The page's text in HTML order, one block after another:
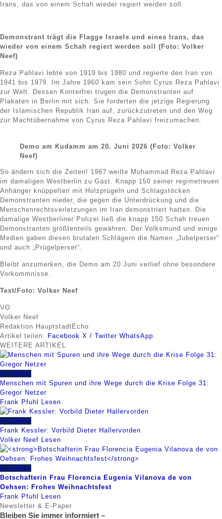
Irans, das von einem Schah wieder regiert werden soll.
Demonstrant trägt die Flagge Israels und eines Irans, das
wieder von einem Schah regiert werden soll
(Foto: Volker
Neef)
Reza Pahlavi lebte von 1919 bis 1980 und regierte den Iran von
1941 bis 1979. Im Jahre 1960 kam sein Sohn Cyrus Reza Pahlavi
zur Welt. Dessen Konterfrei trugen die Demonstranten auf
Plakaten in Berlin mit sich. Sie forderten die jetzige Regierung
der Islamischen Republik Iran auf, zurückzutreten und den Weg
zur Machtübernahme von Cyrus Reza Pahlavi freizumachen.
Demo am Kudamm am 20. Juni 2026 (Foto: Volker
Neef)
So ändern sich die Zeiten! 1967 weilte Mohammad Reza Pahlavi
im damaligen Westberlin zu Gast. Knapp 150 seiner regimetreuen
Anhänger knüppelten mit Holzprügeln und Schlagstöcken
Demonstranten nieder, die gegen die Unterdrückung und die
Menschenrechtsverletzungen im Iran demonstriert hatten. Die
damalige Westberliner Polizei ließ die knapp 150 Schah treuen
Demonstranten größtenteils gewähren. Der Volksmund und einige
Medien gaben diesen brutalen Schlägern die Namen „Jubelperser“
und auch „Prügelperser“.
Bleibt anzumerken, die Demo am 20 Juni verlief ohne besondere
Vorkommnisse.
Text/Foto: Volker Neef
VO
Volker Neef
Redaktion HauptstadtEcho
Artikel teilen: Facebook X / Twitter WhatsApp
WEITERE ARTIKEL
Aktuelles
Menschen mit Spuren und ihre Wege durch die Krise Folge 31:
Gregor Netzer
Frank Pfuhl
Lesen
Aktuelles
Frank Kessler: Vorbild Dieter Hallervorden
Volker Neef Lesen
Aktuelles
Botschafterin Frau Florencia Eugenia Vilanova de von
Oehsen: Frohes Weihnachtsfest
Frank Pfuhl
Lesen
Newsletter & E-Paper
Bleiben Sie immer informiert –